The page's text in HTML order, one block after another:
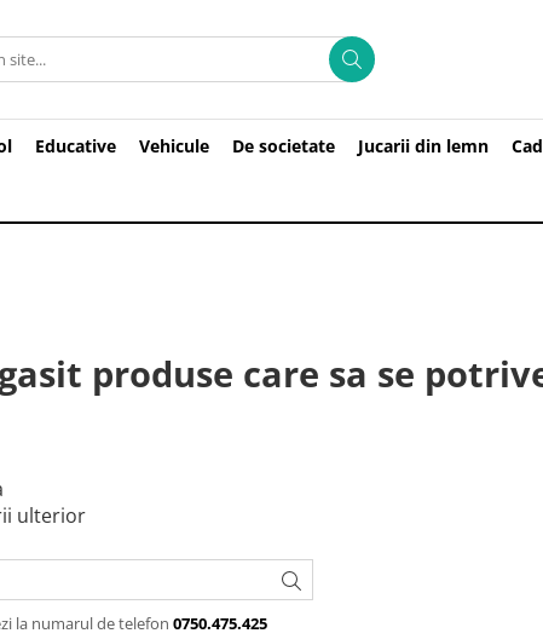
Educative Vehicule De societate Jucarii din lemn
produse care sa se
ulterior
la numarul de telefon 0750.475.425